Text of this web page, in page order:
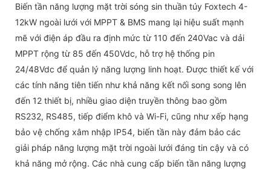
Biến tần năng lượng mặt trời sóng sin thuần túy Foxtech 4-
12kW ngoài lưới với MPPT & BMS mang lại hiệu suất mạnh
mẽ với điện áp đầu ra định mức từ 110 đến 240Vac và dải
MPPT rộng từ 85 đến 450Vdc, hỗ trợ hệ thống pin
24/48Vdc để quản lý năng lượng linh hoạt. Được thiết kế với
các tính năng tiên tiến như khả năng kết nối song song lên
đến 12 thiết bị, nhiều giao diện truyền thông bao gồm
RS232, RS485, tiếp điểm khô và Wi-Fi, cũng như xếp hạng
bảo vệ chống xâm nhập IP54, biến tần này đảm bảo các
giải pháp năng lượng mặt trời ngoài lưới đáng tin cậy và có
khả năng mở rộng. Các nhà cung cấp biến tần năng lượng